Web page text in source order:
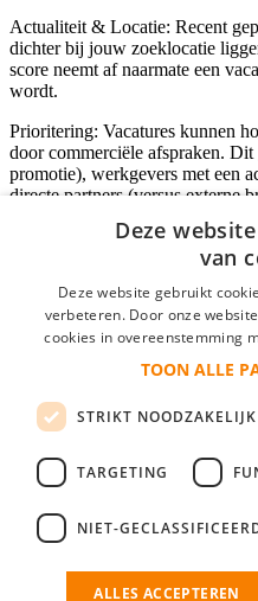
Actualiteit & Locatie: Recent
dichter bij jouw zoeklocatie
score neemt af naarmate een
wordt.
Prioritering: Vacatures kunnen
door commerciële afspraken.
promotie), werkgevers met een
directe partners (versus externe
Inloggen als bedrijf
*
login gegevens onthouden
login
Bedrijf aanmelden
nieuwe collega/werknemer zo
Deze
van
Deze website gebruikt
verbeteren. Door onze
cookies in overeenstemming
TOON ALLE
STRIKT NOODZAKELIJK
TARGETING
NIET-
ALLES ACCEPTEREN